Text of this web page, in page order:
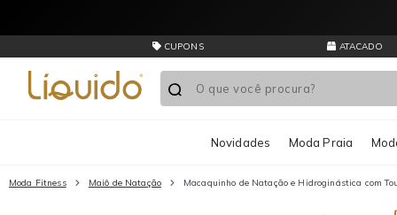
CUPONS ATACADO
Novidades Moda Praia
Moda Fitness Maiô de Natação Macaquinho de Natação e Hidroginástica com